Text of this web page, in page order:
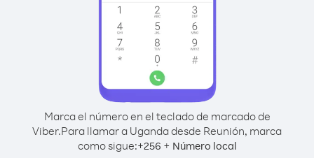
Marca el número en el teclado de marcado de
Viber.Para llamar a Uganda desde Reunión, marca
como sigue:+256 + Número local